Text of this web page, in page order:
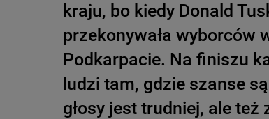
kraju, bo kiedy Donald
przekonywała wyborców
Podkarpacie. Na finiszu
ludzi tam, gdzie szanse
głosy jest trudniej, ale też